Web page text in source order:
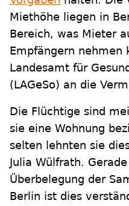
Miethöhe liegen in
Bereich, was Mieter
Empfängern nehmen
Landesamt für
(LAGeSo) an die
Die Flüchtige sind
sie eine Wohnung
selten lehnten sie
Julia Wülfrath.
Überbelegung der
Berlin ist dies